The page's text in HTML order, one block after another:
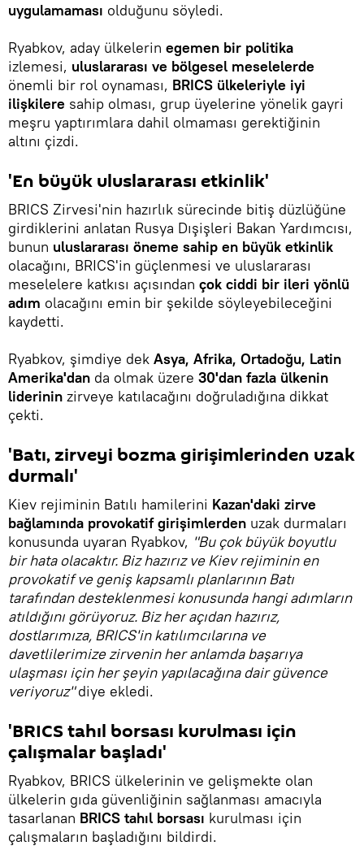
uygulamaması olduğunu söyledi.
Ryabkov, aday ülkelerin egemen bir politika
izlemesi, uluslararası ve bölgesel meselelerde
önemli bir rol oynaması, BRICS ülkeleriyle iyi
ilişkilere sahip olması, grup üyelerine yönelik gayri
meşru yaptırımlara dahil olmaması gerektiğinin
altını çizdi.
'En büyük uluslararası etkinlik'
BRICS Zirvesi'nin hazırlık sürecinde bitiş düzlüğüne
girdiklerini anlatan Rusya Dışişleri Bakan Yardımcısı,
bunun uluslararası öneme sahip en büyük etkinlik
olacağını, BRICS'in güçlenmesi ve uluslararası
meselelere katkısı açısından çok ciddi bir ileri yönlü
adım olacağını emin bir şekilde söyleyebileceğini
kaydetti.
Ryabkov, şimdiye dek Asya, Afrika, Ortadoğu, Latin
Amerika'dan da olmak üzere 30'dan fazla ülkenin
liderinin zirveye katılacağını doğruladığına dikkat
çekti.
'Batı, zirveyi bozma girişimlerinden uzak
durmalı'
Kiev rejiminin Batılı hamilerini Kazan'daki zirve
bağlamında provokatif girişimlerden uzak durmaları
konusunda uyaran Ryabkov, "Bu çok büyük boyutlu
bir hata olacaktır. Biz hazırız ve Kiev rejiminin en
provokatif ve geniş kapsamlı planlarının Batı
tarafından desteklenmesi konusunda hangi adımların
atıldığını görüyoruz. Biz her açıdan hazırız,
dostlarımıza, BRICS'in katılımcılarına ve
davetlilerimize zirvenin her anlamda başarıya
ulaşması için her şeyin yapılacağına dair güvence
veriyoruz"diye ekledi.
'BRICS tahıl borsası kurulması için
çalışmalar başladı'
Ryabkov, BRICS ülkelerinin ve gelişmekte olan
ülkelerin gıda güvenliğinin sağlanması amacıyla
tasarlanan BRICS tahıl borsası kurulması için
çalışmaların başladığını bildirdi.